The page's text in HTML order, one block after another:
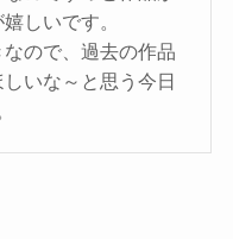
しいです。
ので、過去の作品
いな～と思う今日